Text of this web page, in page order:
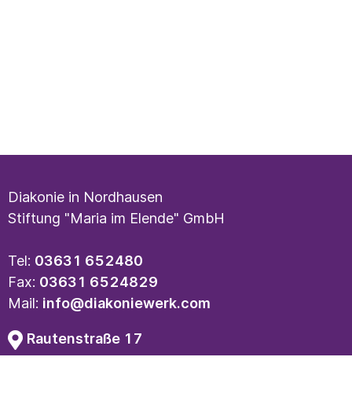
Diakonie in Nordhausen
Stiftung "Maria im Elende" GmbH
Tel: 03631 652480
Fax: 03631 6524829
Mail: info@diakoniewerk.com
Rautenstraße 17
99734 Nordhausen